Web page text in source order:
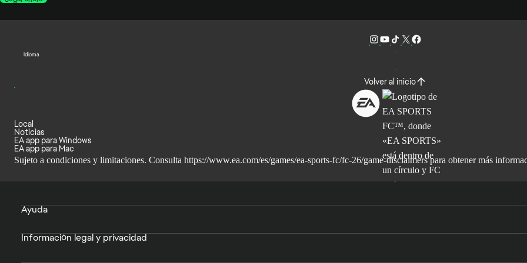
Idioma
Volver al inicio
Local
Noticias
EA app para Windows
EA app para Mac
Sujeto a condiciones y limitaciones. Consulta https://www.ea.com/es/games/ea-sports-fc/fc-26/game-disclaimerspara obtener más
Ayuda
Información legal y privacidad